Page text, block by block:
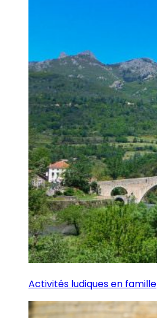
Activités ludiques en famille